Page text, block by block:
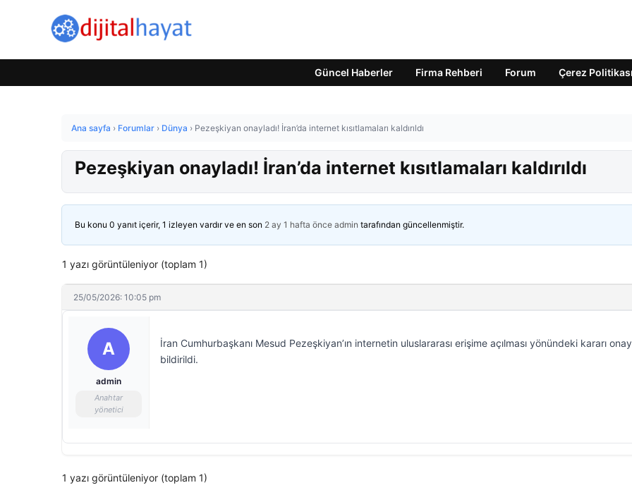
Güncel Haberler Firma Rehberi Forum Çerez Politikası
Ana sayfa › Forumlar › Dünya › Pezeşkiyan onayladı! İran’da internet kısıtlamaları kaldırıldı
Pezeşkiyan onayladı! İran’da internet kısıtlamaları kaldırıldı
Bu konu 0 yanıt içerir, 1 izleyen vardır ve en son 2 ay 1 hafta önce admin tarafından güncellenmiştir.
1 yazı görüntüleniyor (toplam 1)
25/05/2026: 10:05 pm
A
admin
Anahtar
yönetici
İran Cumhurbaşkanı Mesud Pezeşkiyan’ın internetin uluslararası erişime açılması yönündeki kararı
bildirildi.
1 yazı görüntüleniyor (toplam 1)